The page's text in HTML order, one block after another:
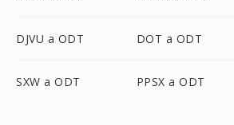
DJVU a ODT DOT a ODT
SXW a ODT PPSX a ODT